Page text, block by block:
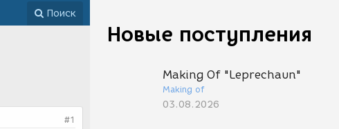
Новые поступления
Making Of "Leprechaun"
Making of
03.08.2026
Поиск
#1